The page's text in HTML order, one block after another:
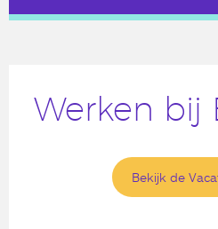
Werken bij
Bekijk de